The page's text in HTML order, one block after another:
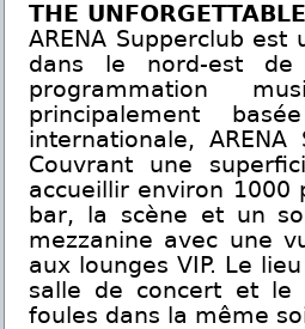
THE
ARENA Supperclub
dans le nord-est
programmation
principalement
internationale,
Couvrant une
accueillir environ 1000
bar, la scène et un
mezzanine avec une
aux lounges VIP. Le
salle de concert et le
foules dans la même